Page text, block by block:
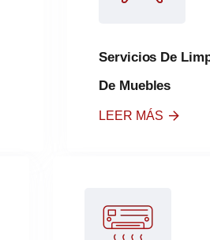
Servicios De
De Muebles
LEER MÁS